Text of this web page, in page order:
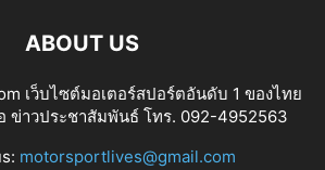
ABOUT US
เว็บไซต์มอเตอร์สปอร์ตอันดับ 1 ของไทย
าวประชาสัมพันธ์ โทร. 092-4952563
motorsportlives@gmail.com